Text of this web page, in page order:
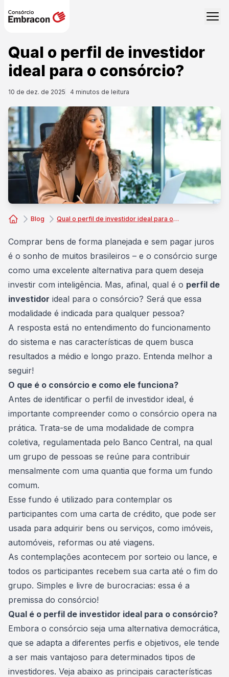
Qual o perfil de investidor
ideal para o consórcio?
10 de dez. de 2025 4 minutos de leitura
Blog Qual o perfil de investidor ideal para o consórcio?
Comprar bens de forma planejada e sem pagar juros
é o sonho de muitos brasileiros – e o consórcio surge
como uma excelente alternativa para quem deseja
investir com inteligência. Mas, afinal, qual é o perfil de
investidor ideal para o consórcio? Será que essa
modalidade é indicada para qualquer pessoa?
A resposta está no entendimento do funcionamento
do sistema e nas características de quem busca
resultados a médio e longo prazo. Entenda melhor a
seguir!
O que é o consórcio e como ele funciona?
Antes de identificar o perfil de investidor ideal, é
importante compreender como o consórcio opera na
prática. Trata-se de uma modalidade de compra
coletiva, regulamentada pelo Banco Central, na qual
um grupo de pessoas se reúne para contribuir
mensalmente com uma quantia que forma um fundo
comum.
Esse fundo é utilizado para contemplar os
participantes com uma carta de crédito, que pode ser
usada para adquirir bens ou serviços, como imóveis,
automóveis, reformas ou até viagens.
As contemplações acontecem por sorteio ou lance, e
todos os participantes recebem sua carta até o fim do
grupo. Simples e livre de burocracias: essa é a
premissa do consórcio!
Qual é o perfil de investidor ideal para o consórcio?
Embora o consórcio seja uma alternativa democrática,
que se adapta a diferentes perfis e objetivos, ele tende
a ser mais vantajoso para determinados tipos de
investidores. Veja abaixo as principais características